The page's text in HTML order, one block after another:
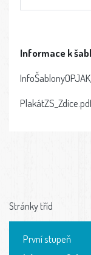
Informace k
Stránky tříd
První stupeň